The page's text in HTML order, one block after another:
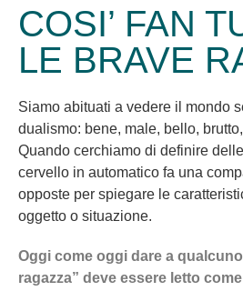
COSI’ FAN
LE BRAVE
Siamo abituati a vedere il mondo
dualismo: bene, male, bello,
Quando cerchiamo di definire
cervello in automatico fa una
opposte per spiegare le
oggetto o situazione.
Oggi come oggi dare a
ragazza” deve essere letto